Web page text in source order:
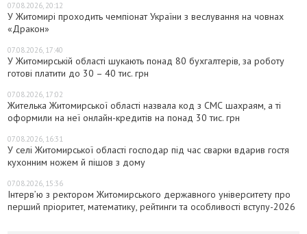
07.08.2026, 20:12
У Житомирі проходить чемпіонат України з веслування на човнах
«Дракон»
07.08.2026, 17:40
У Житомирській області шукають понад 80 бухгалтерів, за роботу
готові платити до 30 – 40 тис. грн
07.08.2026, 17:02
Жителька Житомирської області назвала код з СМС шахраям, а ті
оформили на неї онлайн-кредитів на понад 30 тис. грн
07.08.2026, 16:31
У селі Житомирської області господар під час сварки вдарив гостя
кухонним ножем й пішов з дому
07.08.2026, 15:36
Інтерв’ю з ректором Житомирського державного університету про
перший пріоритет, математику, рейтинги та особливості вступу-2026